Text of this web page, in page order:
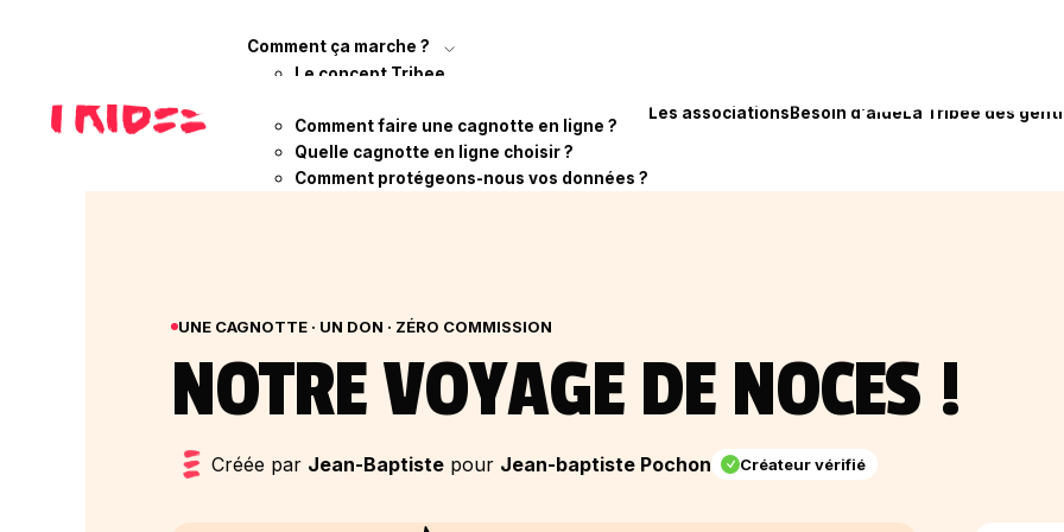
Comment ça marche ?
Le concept Tribee
Comment faire une cagnotte en ligne ?
Quelle cagnotte en ligne choisir ?
Comment protégeons-nous vos données ?
Les associationsBesoin d'aideLa Tribee des
UNE CAGNOTTE · UN DON · ZÉRO COMMISSION
NOTRE VOYAGE DE NOCES !
Créée par Jean-Baptiste pour Jean-baptiste Pochon Créateur vérifié